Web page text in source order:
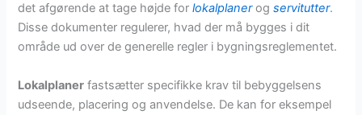
det afgørende at tage højde forlokalplanerogservitutter.
Disse dokumenter regulerer, hvad der må bygges i dit
område ud over de generelle regler i bygningsreglementet.
Lokalplaner fastsætter specifikke krav til bebyggelsens
udseende, placering og anvendelse. De kan for eksempel